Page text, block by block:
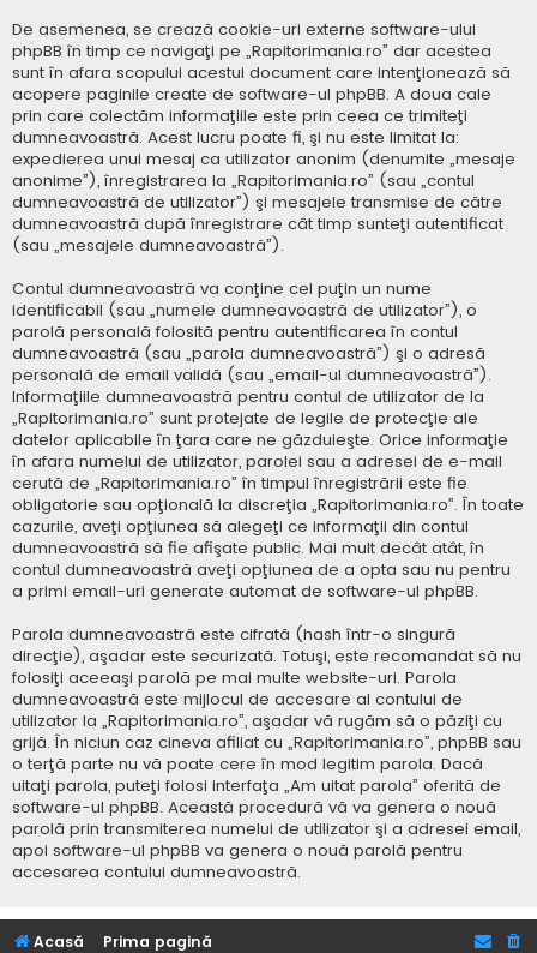
De asemenea, se crează cookie-uri externe software-ului
phpBB în timp ce navigaţi pe „Rapitorimania.ro” dar acestea
sunt în afara scopului acestui document care intenţionează să
acopere paginile create de software-ul phpBB. A doua cale
prin care colectăm informaţiile este prin ceea ce trimiteţi
dumneavoastră. Acest lucru poate fi, şi nu este limitat la:
expedierea unui mesaj ca utilizator anonim (denumite „mesaje
anonime”), înregistrarea la „Rapitorimania.ro” (sau „contul
dumneavoastră de utilizator”) şi mesajele transmise de către
dumneavoastră după înregistrare cât timp sunteţi autentificat
(sau „mesajele dumneavoastră”).
Contul dumneavoastră va conţine cel puţin un nume
identificabil (sau „numele dumneavoastră de utilizator”), o
parolă personală folosită pentru autentificarea în contul
dumneavoastră (sau „parola dumneavoastră”) şi o adresă
personală de email validă (sau „email-ul dumneavoastră”).
Informaţiile dumneavoastră pentru contul de utilizator de la
„Rapitorimania.ro” sunt protejate de legile de protecţie ale
datelor aplicabile în ţara care ne găzduieşte. Orice informaţie
în afara numelui de utilizator, parolei sau a adresei de e-mail
cerută de „Rapitorimania.ro” în timpul înregistrării este fie
obligatorie sau opţională la discreţia „Rapitorimania.ro”. În toate
cazurile, aveţi opţiunea să alegeţi ce informaţii din contul
dumneavoastră să fie afişate public. Mai mult decât atât, în
contul dumneavoastră aveţi opţiunea de a opta sau nu pentru
a primi email-uri generate automat de software-ul phpBB.
Parola dumneavoastră este cifrată (hash într-o singură
direcţie), aşadar este securizată. Totuşi, este recomandat să nu
folosiţi aceeaşi parolă pe mai multe website-uri. Parola
dumneavoastră este mijlocul de accesare al contului de
utilizator la „Rapitorimania.ro”, aşadar vă rugăm să o păziţi cu
grijă. În niciun caz cineva afiliat cu „Rapitorimania.ro”, phpBB sau
o terţă parte nu vă poate cere în mod legitim parola. Dacă
uitaţi parola, puteţi folosi interfaţa „Am uitat parola” oferită de
software-ul phpBB. Această procedură vă va genera o nouă
parolă prin transmiterea numelui de utilizator şi a adresei email,
apoi software-ul phpBB va genera o nouă parolă pentru
accesarea contului dumneavoastră.
Acasă Prima pagină